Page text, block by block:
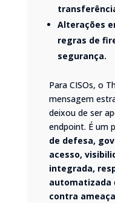
Alterações
regras de
segurança.
Para CISOs, o
mensagem
deixou de ser
endpoint. É um
de defesa,
acesso,
integrada,
automatizada
contra